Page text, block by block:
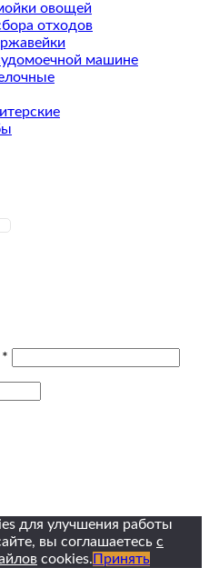
овощей
отходов
машине
*
для улучшения работы
вы соглашаетесь с
cookies. Принять